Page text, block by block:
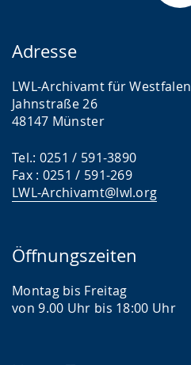
Adresse
LWL-Archivamt für Westfalen
Jahnstraße 26
48147 Münster
Tel.: 0251 / 591-3890
Fax : 0251 / 591-269
LWL-Archivamt@lwl.org
Öffnungszeiten
Montag bis Freitag
von 9.00 Uhr bis 18:00 Uhr